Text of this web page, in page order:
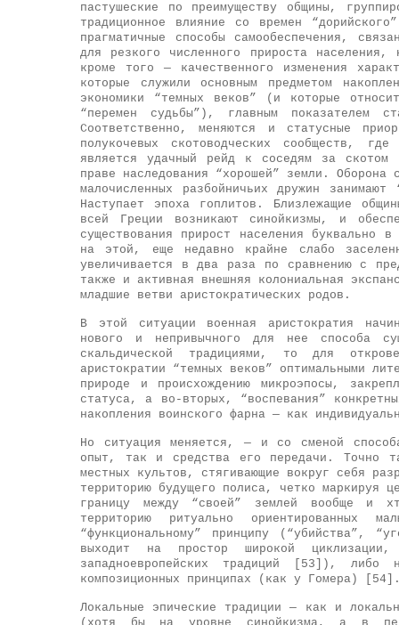
пастушеские по преимуществу общины,
традиционное влияние со времен
прагматичные способы самообеспечения,
для резкого численного прироста
кроме того — качественного изменения
которые служили основным предметом
экономики “темных веков” (и которые
“перемен судьбы”), главным показателем
Соответственно, меняются и статусные
полукочевых скотоводческих сообществ,
является удачный рейд к соседям за
праве наследования “хорошей” земли. Оборона
малочисленных разбойничьих дружин
Наступает эпоха гоплитов. Близлежащие
всей Греции возникают синойкизмы, и
существования прирост населения буквально
на этой, еще недавно крайне слабо
увеличивается в два раза по сравнению с
также и активная внешняя колониальная
младшие ветви аристократических родов.
В этой ситуации военная аристократия
нового и непривычного для нее способа
скальдической традициями, то для
аристократии “темных веков” оптимальными
природе и происхождению микроэпосы,
статуса, а во-вторых, “воспевания”
накопления воинского фарна — как
Но ситуация меняется, — и со сменой
опыт, так и средства его передачи. Точно
местных культов, стягивающие вокруг себя
территорию будущего полиса, четко маркируя
границу между “своей” землей вообще и
территорию ритуально ориентированных
“функциональному” принципу (“убийства”,
выходит на простор широкой
западноевропейских традиций [53]), либо
композиционных принципах (как у Гомера)
Локальные эпические традиции — как и